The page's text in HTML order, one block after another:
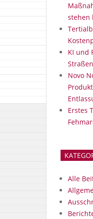
stehen
KI und
Novo
Erstes
Alle